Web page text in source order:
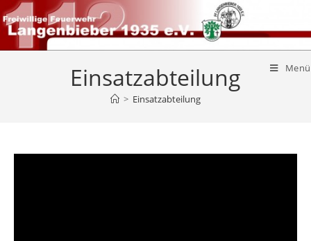
Menü
Einsatzabteilung
> Einsatzabteilung